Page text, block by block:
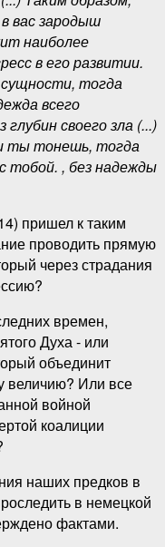
вас зародыш
наиболее
в его развитии.
тогда
всего
глубин своего зла (...)
ты тонешь, тогда
тобой. , без надежды
пришел к таким
проводить прямую
через страдания
времен,
Духа - или
объединит
величию? Или все
войной
коалиции
наших предков в
в немецкой
фактами.